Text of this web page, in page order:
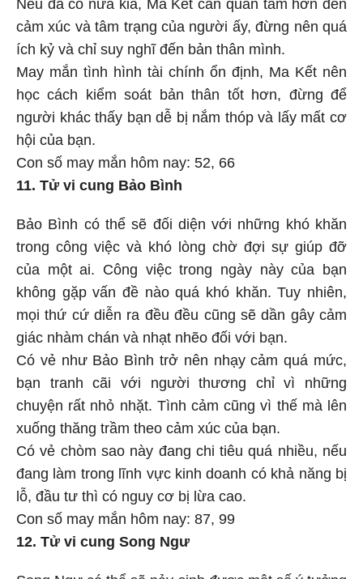
cảm xúc và tâm trạng của người ấy, đừng nên quá
ích kỷ và chỉ suy nghĩ đến bản thân mình.
May mắn tình hình tài chính ổn định, Ma Kết nên
học cách kiểm soát bản thân tốt hơn, đừng để
người khác thấy bạn dễ bị nắm thóp và lấy mất cơ
hội của bạn.
Con số may mắn hôm nay: 52, 66
11. Tử vi cung Bảo Bình
Bảo Bình có thể sẽ đối diện với những khó khăn
trong công việc và khó lòng chờ đợi sự giúp đỡ
của một ai. Công việc trong ngày này của bạn
không gặp vấn đề nào quá khó khăn. Tuy nhiên,
mọi thứ cứ diễn ra đều đều cũng sẽ dần gây cảm
giác nhàm chán và nhạt nhẽo đối với bạn.
Có vẻ như Bảo Bình trở nên nhạy cảm quá mức,
bạn tranh cãi với người thương chỉ vì những
chuyện rất nhỏ nhặt. Tình cảm cũng vì thế mà lên
xuống thăng trầm theo cảm xúc của bạn.
Có vẻ chòm sao này đang chi tiêu quá nhiều, nếu
đang làm trong lĩnh vực kinh doanh có khả năng bị
lỗ, đầu tư thì có nguy cơ bị lừa cao.
Con số may mắn hôm nay: 87, 99
12. Tử vi cung Song Ngư